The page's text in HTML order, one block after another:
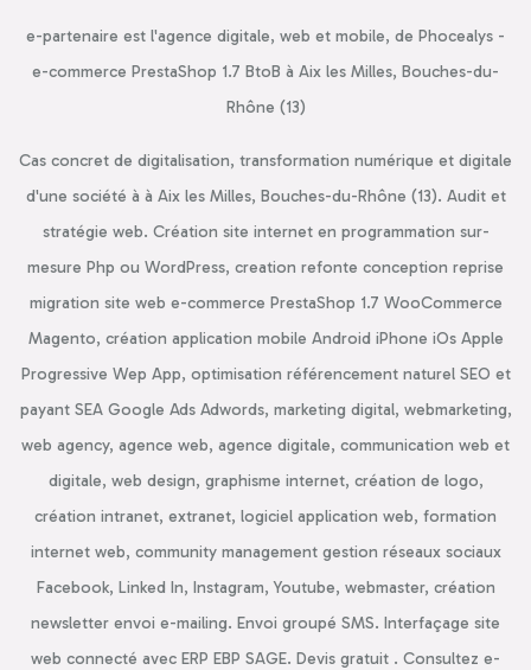
e-partenaire est l'agence digitale, web et mobile, de Phocealys -
e-commerce PrestaShop 1.7 BtoB à Aix les Milles, Bouches-du-
Rhône (13)
Cas concret de digitalisation, transformation numérique et digitale
d'une société à à Aix les Milles, Bouches-du-Rhône (13). Audit et
stratégie web. Création site internet en programmation sur-
mesure Php ou WordPress, creation refonte conception reprise
migration site web e-commerce PrestaShop 1.7 WooCommerce
Magento, création application mobile Android iPhone iOs Apple
Progressive Wep App, optimisation référencement naturel SEO et
payant SEA Google Ads Adwords, marketing digital, webmarketing,
web agency, agence web, agence digitale, communication web et
digitale, web design, graphisme internet, création de logo,
création intranet, extranet, logiciel application web, formation
internet web, community management gestion réseaux sociaux
Facebook, Linked In, Instagram, Youtube, webmaster, création
newsletter envoi e-mailing. Envoi groupé SMS. Interfaçage site
web connecté avec ERP EBP SAGE. Devis gratuit . Consultez e-